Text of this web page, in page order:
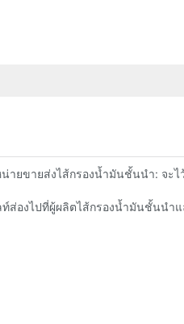
ายขายส่งไส้กรองน้ำมันชั้นนำ: จะไ
ส่องไปที่ผู้ผลิตไส้กรองน้ำมันชั้นนำแ